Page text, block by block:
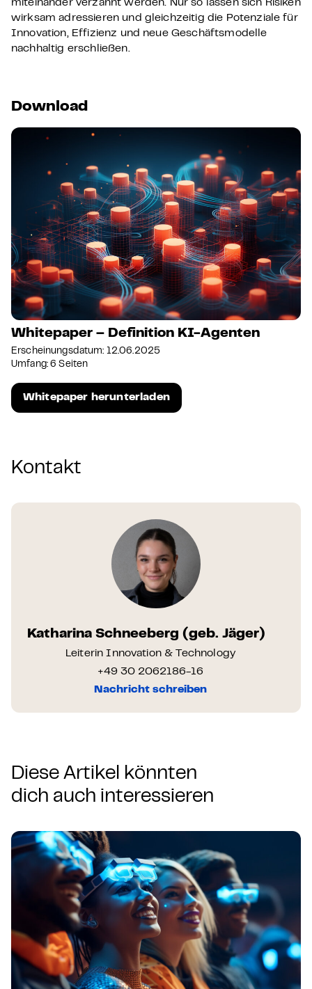
miteinander verzahnt werden. Nur so lassen sich Risiken
wirksam adressieren und gleichzeitig die Potenziale für
Innovation, Effizienz und neue Geschäftsmodelle
nachhaltig erschließen.
Download
Whitepaper – Definition KI-Agenten
Erscheinungsdatum: 12.06.2025
Umfang: 6 Seiten
Whitepaper herunterladen
Kontakt
Katharina Schneeberg (geb. Jäger)
Leiterin Innovation & Technology
+49 30 2062186-16
Nachricht schreiben
Diese Artikel könnten
dich auch interessieren